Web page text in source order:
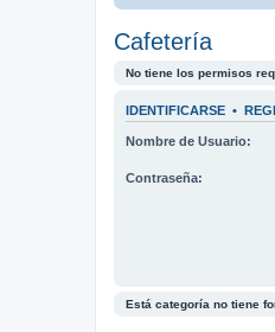
Cafetería
No tiene los permisos
IDENTIFICARSE •
Nombre de Usuario:
Contraseña:
Está categoría no tiene